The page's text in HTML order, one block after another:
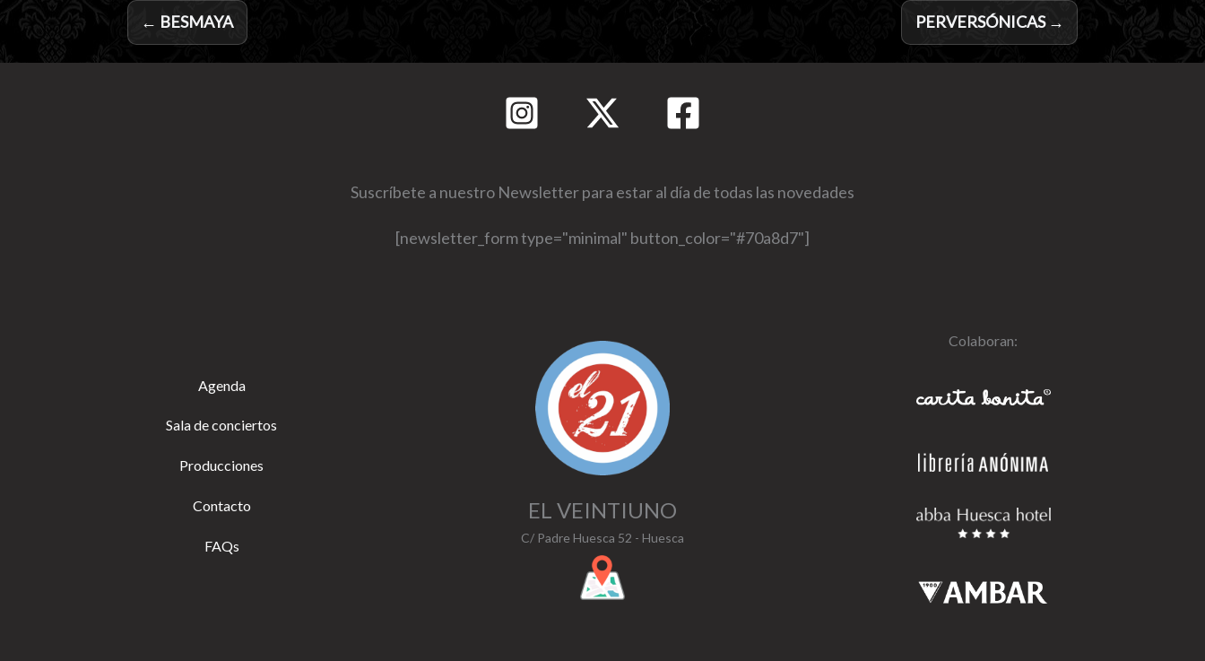
← BESMAYA PERVERSÓNICAS →
Suscríbete a nuestro Newsletter para estar al día de todas las novedades
[newsletter_form type="minimal" button_color="#70a8d7"]
Agenda
Sala de conciertos
Producciones
Contacto
FAQs
EL VEINTIUNO
C/ Padre Huesca 52 - Huesca
Colaboran: